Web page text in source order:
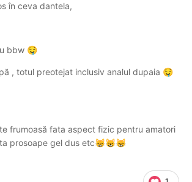
în ceva dantela,
bbw 🤤
, totul preotejat inclusiv analul dupaia 🤤
frumoasă fata aspect fizic pentru amatori
prosoape gel dus etc😸😸😸